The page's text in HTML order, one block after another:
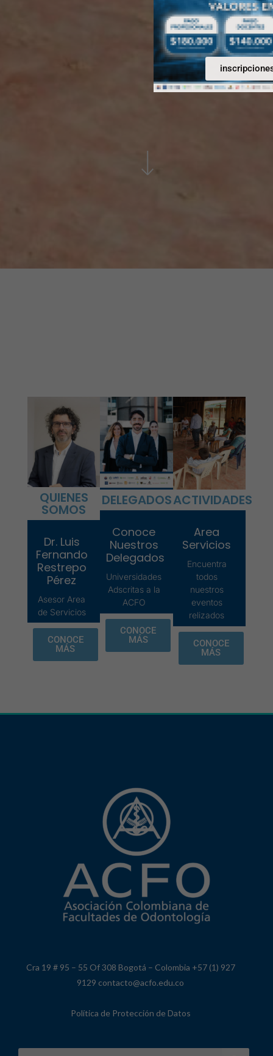
QUIENES
SOMOS
Dr. Luis
Fernando
Restrepo
Pérez
Asesor Area
de Servicios
CONOCE
MÁS
DELEGADOS
Conoce
Nuestros
Delegados
Universidades
Adscritas a la
ACFO
CONOCE
MÁS
ACTIVIDADES
Area
Servicios
Encuentra
todos
nuestros
eventos
relizados
CONOCE
MÁS
Cra 19 # 95 – 55 Of 308 Bogotá – Colombia +57 (1) 927
9129 contacto@acfo.edu.co
Política de Protección de Datos